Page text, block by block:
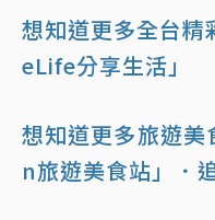
想知道更多全台
eLife分享生活」
想知道更多旅遊
n旅遊美食站」
．